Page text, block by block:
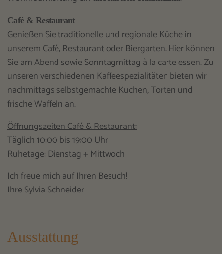
Café & Restaurant
Genießen Sie traditionelle und regionale Küche in
unserem Café, Restaurant oder Biergarten. Hier können
Sie am Abend sowie Sonntagmittag à la carte essen. Zu
unseren verschiedenen Kaffeespezialitäten bieten wir
nachmittags selbstgemachte Kuchen, Torten und
frische Waffeln an.
Öffnungszeiten Café & Restaurant:
Täglich 10:00 bis 19:00 Uhr
Ruhetage: Dienstag + Mittwoch
Ich freue mich auf Ihren Besuch!
Ihre Sylvia Schneider
Ausstattung